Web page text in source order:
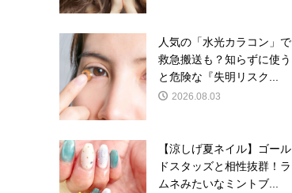
人気の「水光カラコン」で
救急搬送も？知らずに使う
と危険な『失明リスク...
2026.08.03
【涼しげ夏ネイル】ゴール
ドスタッズと相性抜群！ラ
ムネみたいなミントブ...